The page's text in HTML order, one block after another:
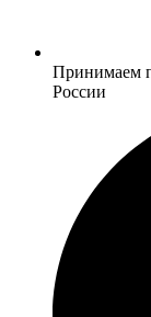
Принимаем
России